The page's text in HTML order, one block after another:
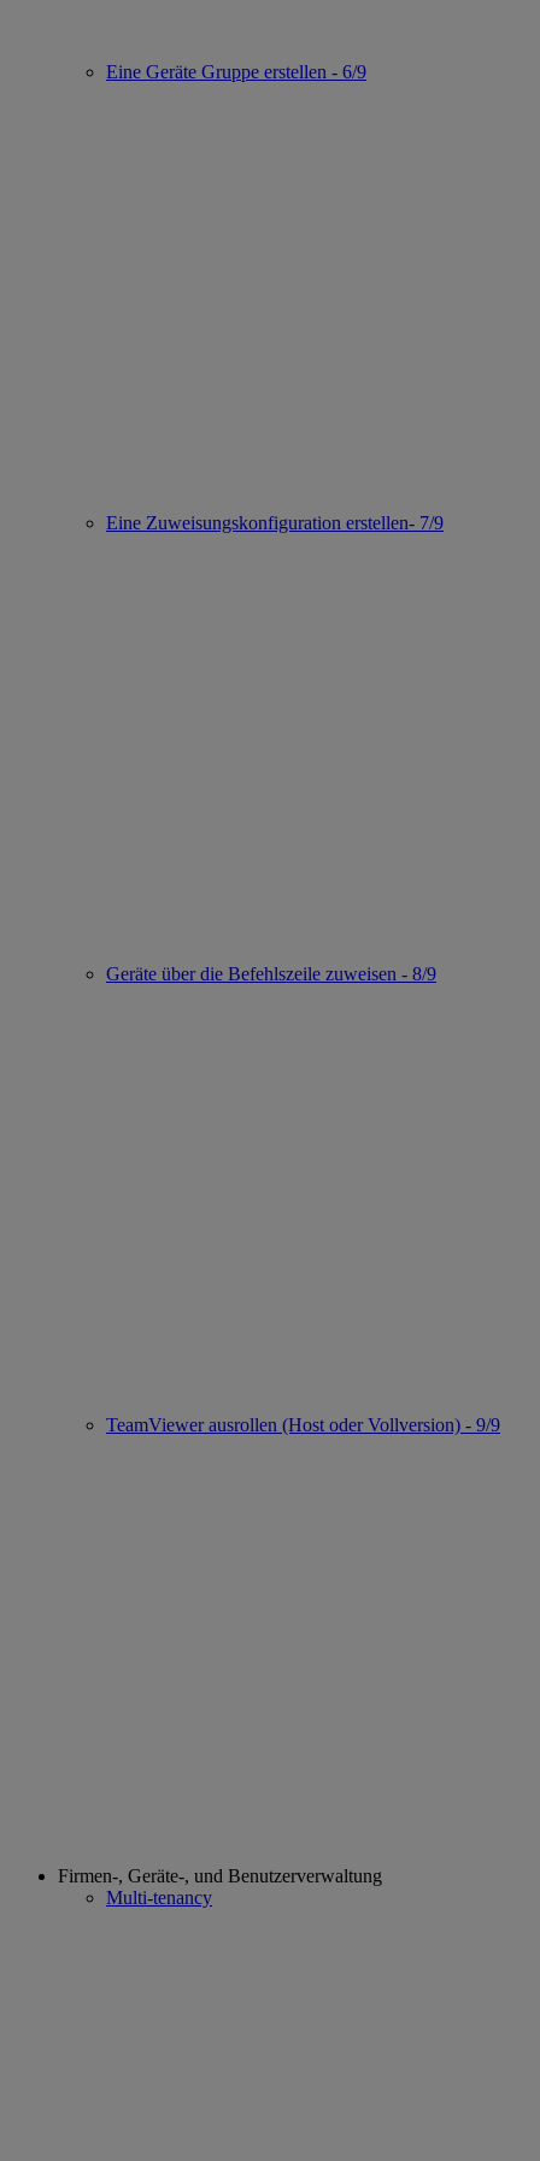
Eine Geräte Gruppe erstellen - 6/9
Eine Zuweisungskonfiguration erstellen- 7/9
Geräte über die Befehlszeile zuweisen - 8/9
TeamViewer ausrollen (Host oder Vollversion) - 9/9
Firmen-, Geräte-, und Benutzerverwaltung
Multi-tenancy